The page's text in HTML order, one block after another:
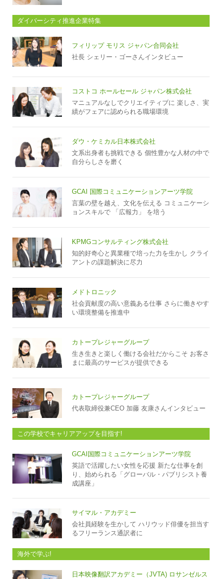
ダイバーシティ推進企業特集
フィリップ モリス ジャパン合同会社
社長 シェリー・ゴーさんインタビュー
コストコ ホールセール ジャパン株式会社
マニュアルなしでクリエイティブに 楽しさ、実
績がフェアに認められる職場環境
ダウ・ケミカル日本株式会社
文系出身者も挑戦できる 個性豊かな人材の中で
自分らしさを磨く
GCAI 国際コミュニケーションアーツ学院
言葉の壁を越え、文化を伝える コミュニケーシ
ョンスキルで 「広報力」 を培う
KPMGコンサルティング株式会社
知的好奇心と異業種で培った力を生かし クライ
アントの課題解決に尽力
メドトロニック
社会貢献度の高い意義ある仕事 さらに働きやす
い環境整備を推進中
カトープレジャーグループ
生き生きと楽しく働ける会社だからこそ お客さ
まに最高のサービスが提供できる
カトープレジャーグループ
代表取締役兼CEO 加藤 友康さんインタビュー
この学校でキャリアアップを目指す!
GCAI国際コミュニケーションアーツ学院
英語で活躍したい女性を応援 新たな仕事を創
り、始められる「グローバル・パブリシスト養
成講座」
サイマル・アカデミー
会社員経験を生かして ハリウッド俳優を担当す
るフリーランス通訳者に
海外で学ぶ!
日本映像翻訳アカデミー（JVTA) ロサンゼルス